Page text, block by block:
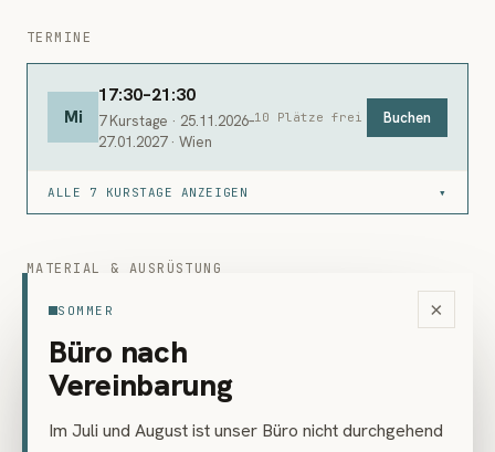
×
SOMMER
Büro nach
Vereinbarung
Im Juli und August ist unser Büro nicht durchgehend
TERMINE
Mi
17:30–21:30
7 Kurstage · 25.11.2026–
27.01.2027 · Wien
10 Plätze frei Buchen
ALLE 7 KURSTAGE ANZEIGEN ▾
MATERIAL & AUSRÜSTUNG
Mitzubringen
Notizbuch oder Laptop genügen als Arbeitswerkzeug.
Konzepte werden im Kursverlauf entwickelt, die
Abschlusspräsentation in einem präsentationsfähigen
Format vorbereitet. Wer ein eigenes Projekt mitbringen